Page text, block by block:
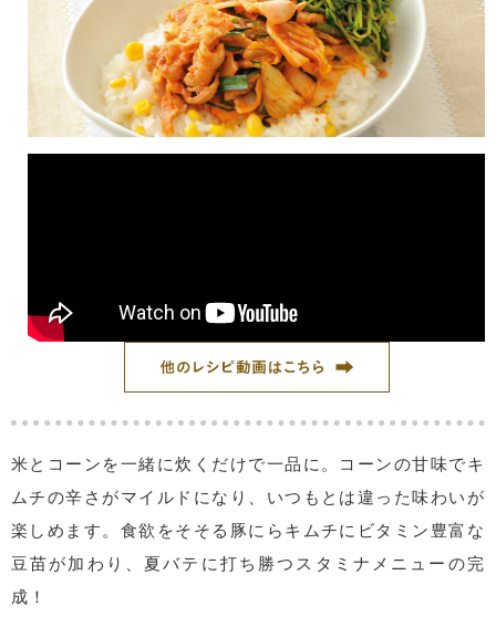
米とコーンを一緒に炊くだけで一品に。コーンの甘味でキ
ムチの辛さがマイルドになり、いつもとは違った味わいが
楽しめます。食欲をそそる豚にらキムチにビタミン豊富な
豆苗が加わり、夏バテに打ち勝つスタミナメニューの完
成！